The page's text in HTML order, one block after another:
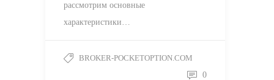
рассмотрим основные
характеристики…
BROKER-POCKETOPTION.COM
0